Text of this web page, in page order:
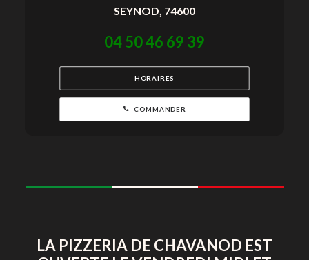
SEYNOD, 74600
04 50 46 69 39
HORAIRES
COMMANDER
LA PIZZERIA DE CHAVANOD EST